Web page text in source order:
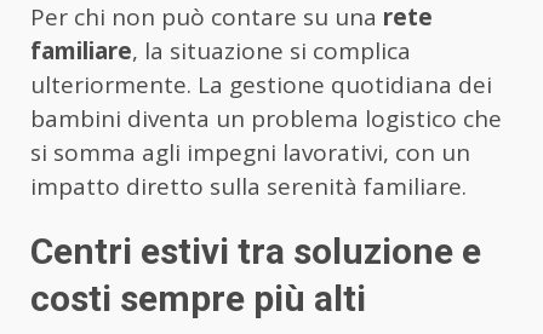
Per chi non può contare su una rete
familiare, la situazione si complica
ulteriormente. La gestione quotidiana dei
bambini diventa un problema logistico che
si somma agli impegni lavorativi, con un
impatto diretto sulla serenità familiare.
Centri estivi tra soluzione e
costi sempre più alti